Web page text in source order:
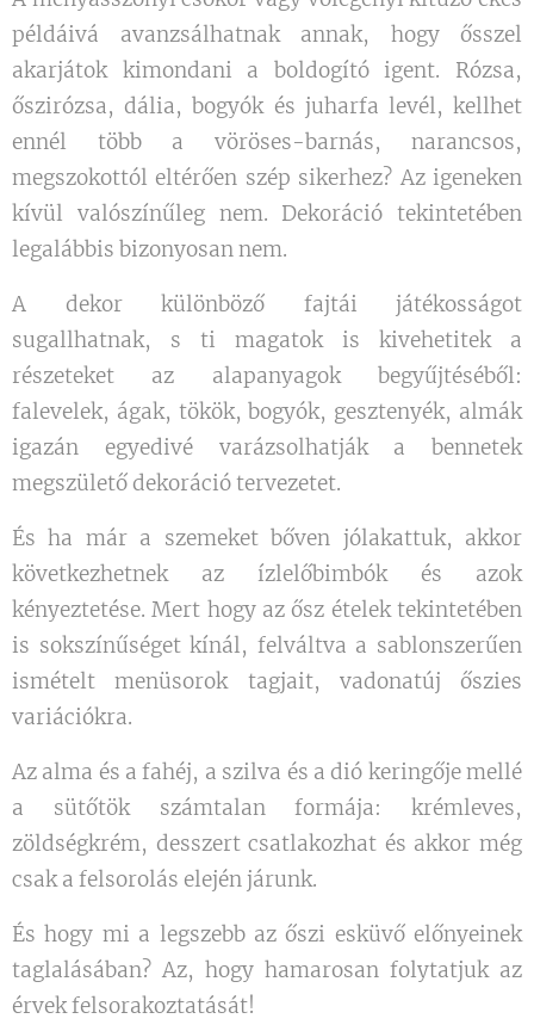
példáivá avanzsálhatnak annak, hogy ősszel
akarjátok kimondani a boldogító igent. Rózsa,
őszirózsa, dália, bogyók és juharfa levél, kellhet
ennél több a vöröses-barnás, narancsos,
megszokottól eltérően szép sikerhez? Az igeneken
kívül valószínűleg nem. Dekoráció tekintetében
legalábbis bizonyosan nem.
A dekor különböző fajtái játékosságot
sugallhatnak, s ti magatok is kivehetitek a
részeteket az alapanyagok begyűjtéséből:
falevelek, ágak, tökök, bogyók, gesztenyék, almák
igazán egyedivé varázsolhatják a bennetek
megszülető dekoráció tervezetet.
És ha már a szemeket bőven jólakattuk, akkor
következhetnek az ízlelőbimbók és azok
kényeztetése. Mert hogy az ősz ételek tekintetében
is sokszínűséget kínál, felváltva a sablonszerűen
ismételt menüsorok tagjait, vadonatúj őszies
variációkra.
Az alma és a fahéj, a szilva és a dió keringője mellé
a sütőtök számtalan formája: krémleves,
zöldségkrém, desszert csatlakozhat és akkor még
csak a felsorolás elején járunk.
És hogy mi a legszebb az őszi esküvő előnyeinek
taglalásában? Az, hogy hamarosan folytatjuk az
érvek felsorakoztatását!